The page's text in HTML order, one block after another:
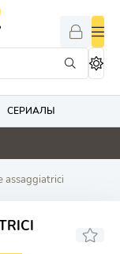
СЕРИАЛЫ
0
assaggiatrici